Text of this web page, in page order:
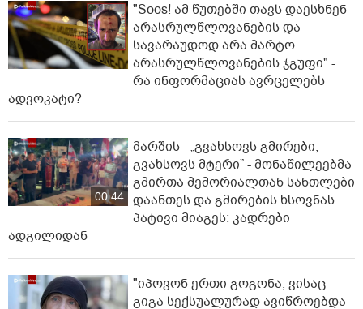
"Soos! ამ წუთებში თავს დაესხნენ
არასრულწლოვანების და
სავარაუდოდ არა მარტო
არასრულწლოვანების ჯგუფი" -
რა ინფორმაციას ავრცელებს
ადვოკატი?
00:44
მარშის - „გვახსოვს გმირები,
გვახსოვს მტერი” - მონაწილეებმა
გმირთა მემორიალთან სანთლები
დაანთეს და გმირების ხსოვნას
პატივი მიაგეს: კადრები
ადგილიდან
"იპოვონ ერთი გოგონა, ვისაც
გიგა სექსუალურად ავიწროებდა -